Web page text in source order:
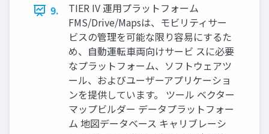
9.
TIER IV 運用プラットフォーム
FMS/Drive/Mapsは、モビリティサー
ビスの管理を可能な限り容易にするた
め、自動運転車両向けサービ スに必要
なプラットフォーム、ソフトウェアツ
ール、およびユーザーアプリケーショ
ンを提供しています。 ツール ベクター
マップビルダー データプラットフォー
ム 地図データベース キャリブレーシ